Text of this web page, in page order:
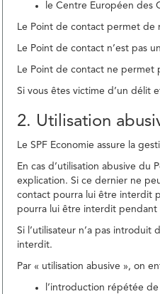
le Centre Européen des
Le Point de contact permet de
Le Point de contact n’est pas
Le Point de contact ne
Si vous êtes victime d’un délit
2. Utilisation
Le SPF Economie assure la
En cas d’utilisation abusive du
explication. Si ce dernier ne
contact pourra lui être interdit
pourra lui être interdit pendant
Si l’utilisateur n’a pas
interdit.
Par « utilisation abusive », on
l’introduction répétée